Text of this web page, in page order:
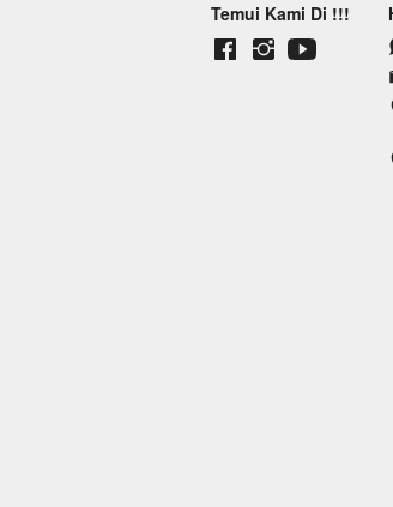
Temui Kami Di !!!